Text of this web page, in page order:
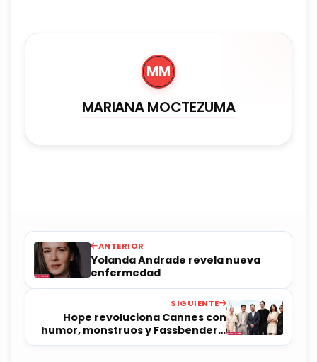
MM
MARIANA MOCTEZUMA
ANTERIOR
Yolanda Andrade revela nueva
enfermedad
SIGUIENTE
Hope revoluciona Cannes con
humor, monstruos y Fassbender y
Vikander como alienígenas